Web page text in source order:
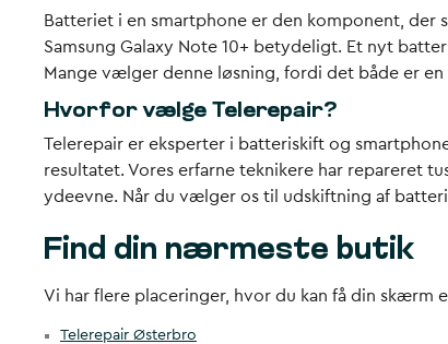
Batteriet i en smartphone er den komponent,
Samsung Galaxy Note 10+ betydeligt. Et nyt
Mange vælger denne løsning, fordi det både er
Hvorfor vælge Telerepair?
Telerepair er eksperter i batteriskift og
resultatet. Vores erfarne teknikere har repareret
ydeevne. Når du vælger os til udskiftning af
Find din nærmeste butik
Vi har flere placeringer, hvor du kan få din skærm
Telerepair Østerbro